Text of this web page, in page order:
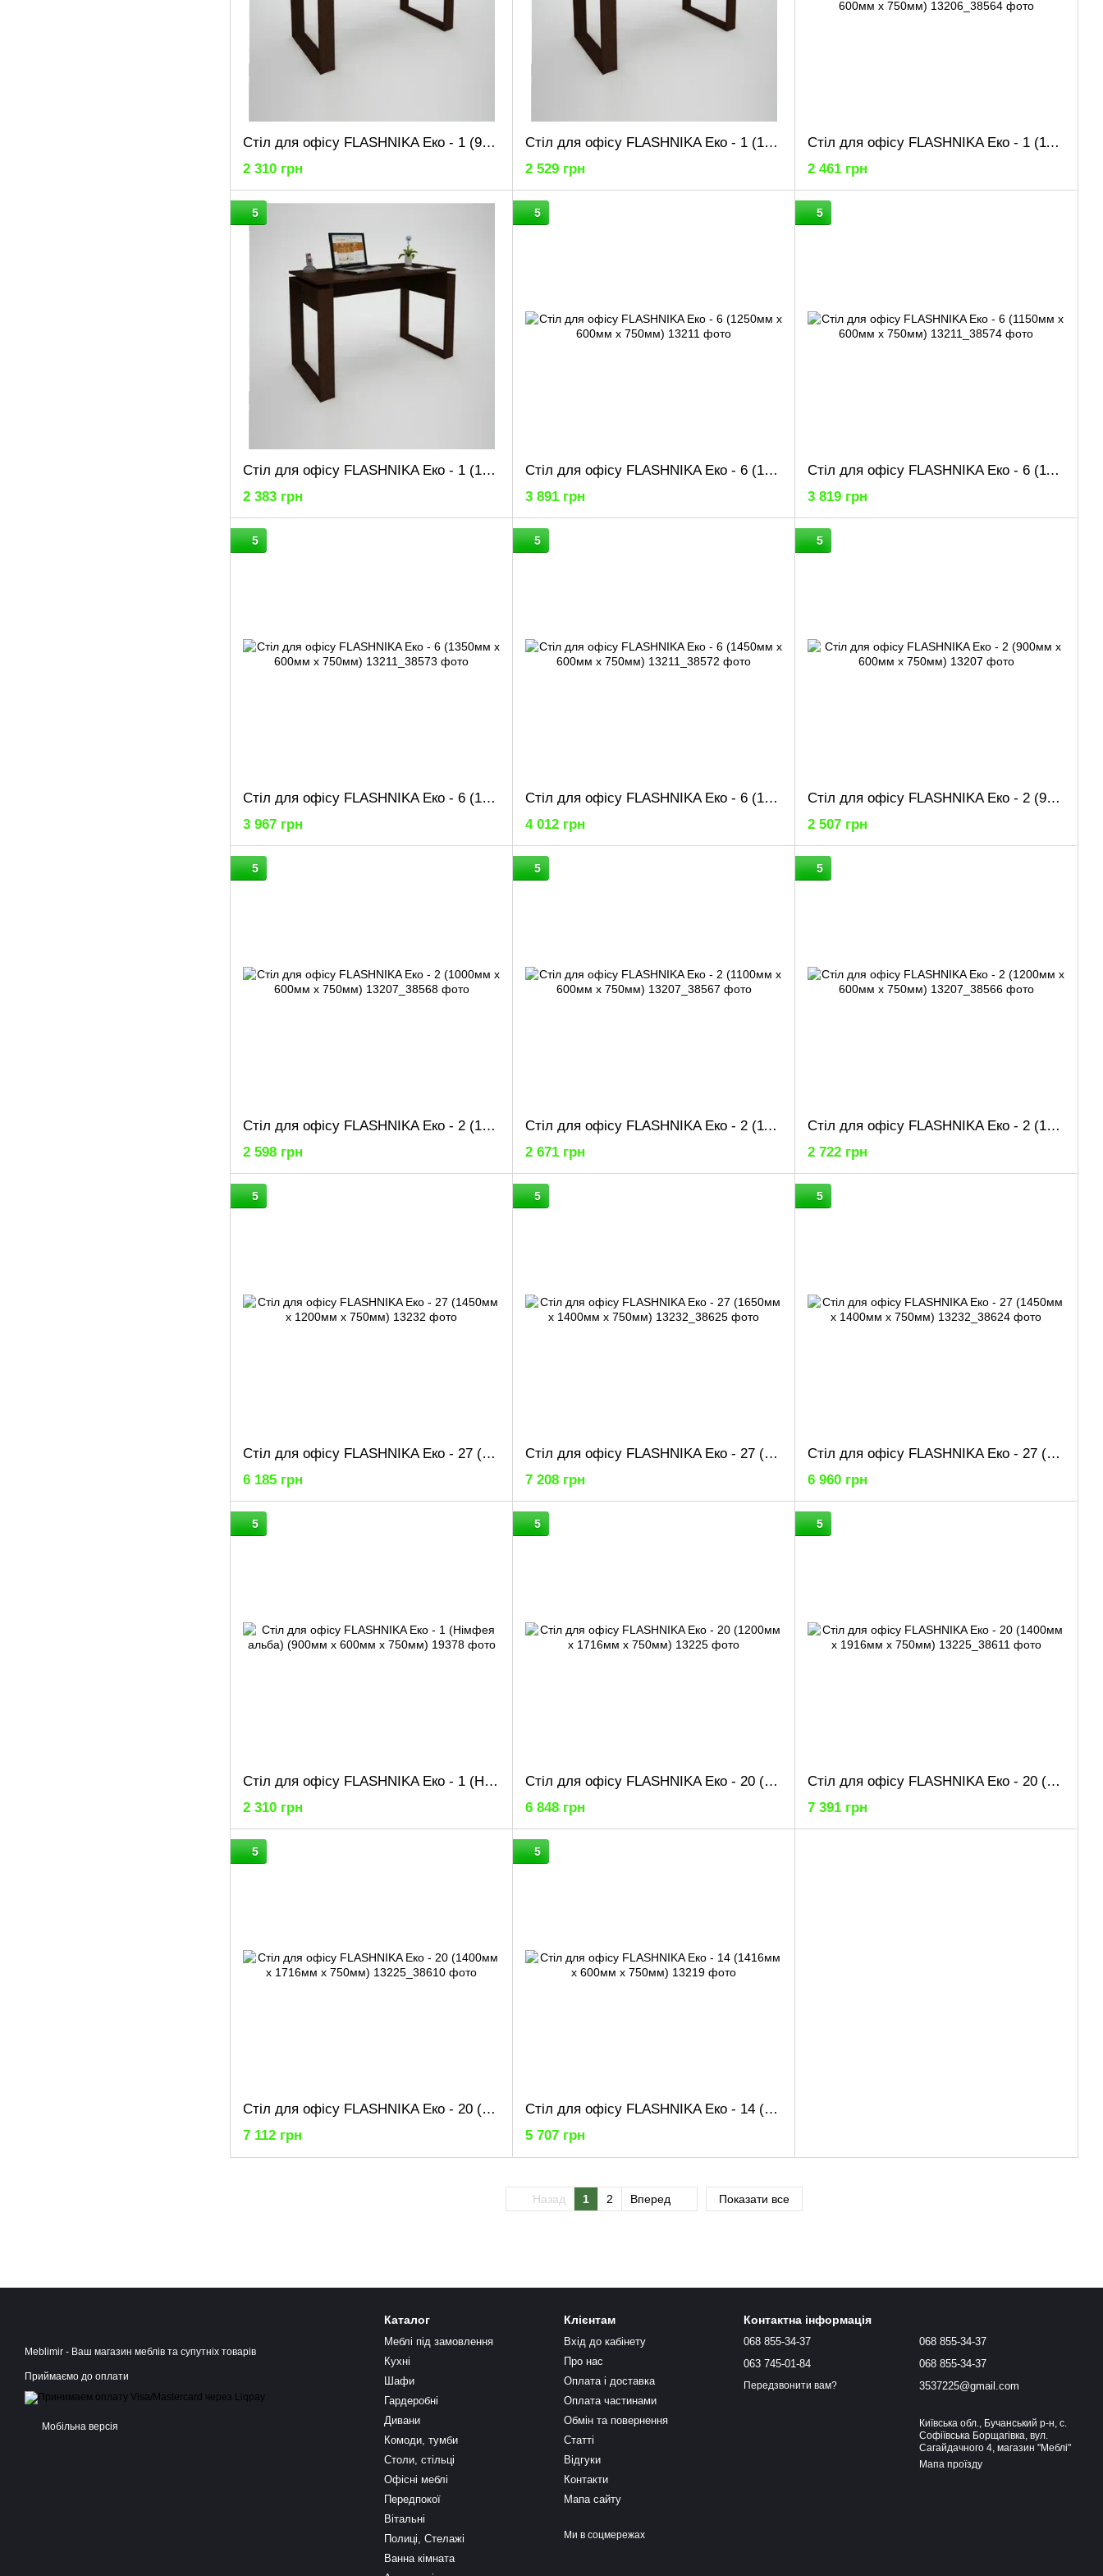
Стіл для офісу FLASHNIKA Еко - 1 (900мм x 600мм x 750мм)
2 310 грн
Стіл для офісу FLASHNIKA Еко - 1 (1200мм x 600мм x 750мм)
2 529 грн
Стіл для офісу FLASHNIKA Еко - 1 (1100мм x 600мм x 750мм)
2 461 грн
5
Стіл для офісу FLASHNIKA Еко - 1 (1000мм x 600мм x 750мм)
2 383 грн
5
Стіл для офісу FLASHNIKA Еко - 6 (1250мм x 600мм x 750мм)
3 891 грн
5
Стіл для офісу FLASHNIKA Еко - 6 (1150мм x 600мм x 750мм)
3 819 грн
5
Стіл для офісу FLASHNIKA Еко - 6 (1350мм x 600мм x 750мм)
3 967 грн
5
Стіл для офісу FLASHNIKA Еко - 6 (1450мм x 600мм x 750мм)
4 012 грн
5
Стіл для офісу FLASHNIKA Еко - 2 (900мм x 600мм x 750мм)
2 507 грн
5
Стіл для офісу FLASHNIKA Еко - 2 (1000мм x 600мм x 750мм)
2 598 грн
5
Стіл для офісу FLASHNIKA Еко - 2 (1100мм x 600мм x 750мм)
2 671 грн
5
Стіл для офісу FLASHNIKA Еко - 2 (1200мм x 600мм x 750мм)
2 722 грн
5
Стіл для офісу FLASHNIKA Еко - 27 (1450мм x 1200мм x 750мм)
6 185 грн
5
Стіл для офісу FLASHNIKA Еко - 27 (1650мм x 1400мм x 750мм)
7 208 грн
5
Стіл для офісу FLASHNIKA Еко - 27 (1450мм x 1400мм x 750мм)
6 960 грн
5
Стіл для офісу FLASHNIKA Еко - 1 (Німфея альба) (900мм x 600мм x 750мм)
2 310 грн
5
Стіл для офісу FLASHNIKA Еко - 20 (1200мм x 1716мм x 750мм)
6 848 грн
5
Стіл для офісу FLASHNIKA Еко - 20 (1400мм x 1916мм x 750мм)
7 391 грн
5
Стіл для офісу FLASHNIKA Еко - 20 (1400мм x 1716мм x 750мм)
7 112 грн
5
Стіл для офісу FLASHNIKA Еко - 14 (1416мм x 600мм x 750мм)
5 707 грн
Назад 1 2 Вперед Показати все
Meblimir - Ваш магазин меблів та супутніх товарів
Приймаємо до оплати
Мобільна версія
Каталог
Меблі під замовлення
Кухні
Шафи
Гардеробні
Дивани
Комоди, тумби
Столи, стільці
Офісні меблі
Передпокої
Вітальні
Полиці, Стелажі
Ванна кімната
Клієнтам
Вхід до кабінету
Про нас
Оплата і доставка
Оплата частинами
Обмін та повернення
Статті
Відгуки
Контакти
Мапа сайту
Ми в соцмережах
Контактна інформація
068 855-34-37
063 745-01-84
Передзвонити вам?
068 855-34-37
068 855-34-37
3537225@gmail.com
Київська обл., Бучанський р-н, с.
Софіївська Борщагівка, вул.
Сагайдачного 4, магазин "Меблі"
Мапа проїзду